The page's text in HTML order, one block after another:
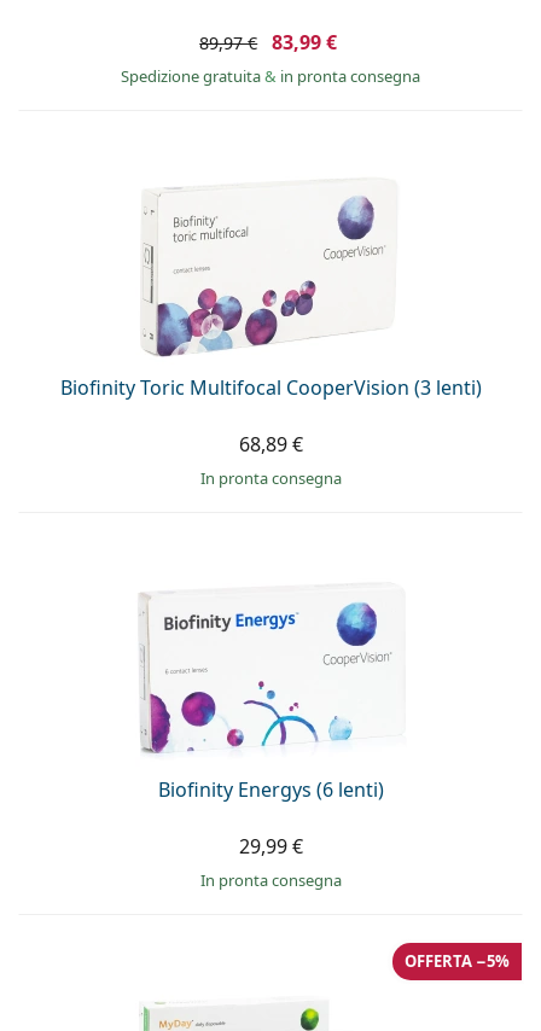
89,97 € 83,99 €
Spedizione gratuita& in pronta consegna
Biofinity Toric Multifocal CooperVision (3 lenti)
68,89 €
in pronta consegna
Biofinity Energys (6 lenti)
29,99 €
in pronta consegna
OFFERTA −5%